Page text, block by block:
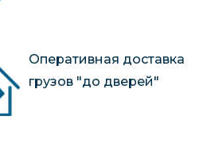
Оперативная доставка
грузов "до дверей"